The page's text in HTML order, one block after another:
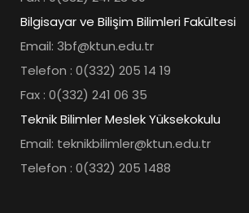
Bilgisayar ve Bilişim Bilimleri Fakültesi
Email: 3bf@ktun.edu.tr
Telefon : 0(332) 205 14 19
Fax : 0(332) 241 06 35
Teknik Bilimler Meslek Yüksekokulu
Email: teknikbilimler@ktun.edu.tr
Telefon : 0(332) 205 1488